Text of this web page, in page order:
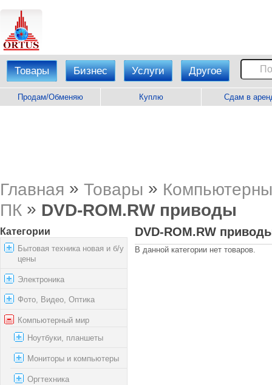
Товары Бизнес Услуги Другое
Продам/Обменяю Куплю Сдам в
Главная » Товары »
ПК » DVD-ROM.RW приводы
Категории
Бытовая техника новая и б/у
цены
Электроника
Фото, Видео, Оптика
Компьютерный мир
Ноутбуки, планшеты
Мониторы и компьютеры
Оргтехника
DVD-ROM.RW
В данной категории нет товаров.